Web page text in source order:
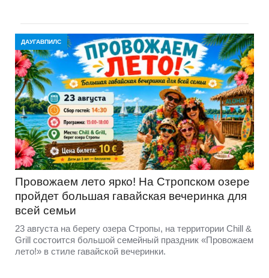
ДАУГАВПИЛС
Провожаем лето ярко! На Стропском озере
пройдет большая гавайская вечеринка для
всей семьи
23 августа на берегу озера Стропы, на территории Chill &
Grill состоится большой семейный праздник «Провожаем
лето!» в стиле гавайской вечеринки.